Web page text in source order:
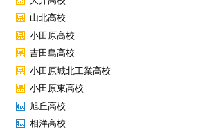
山北高校
小田原高校
吉田島高校
小田原城北工業高校
小田原東高校
旭丘高校
相洋高校